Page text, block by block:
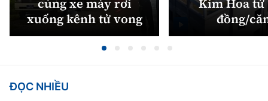
cùng xe máy rơi
xuống kênh tử vong
Kim Hoa từ
đồng/
ĐỌC NHIỀU